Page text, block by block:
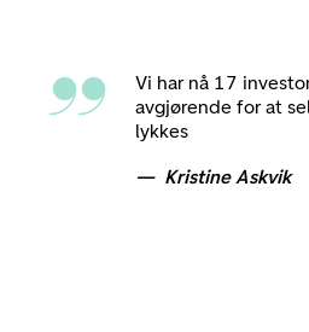
Vi har nå 17
avgjørende for at
lykkes
Kristine Askvik